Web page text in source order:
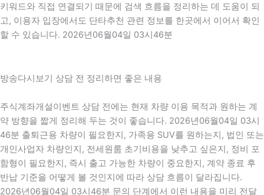
키워드와 직접 연결되기 때문에 검색 흐름을 정리하는 데 도움이 되
고, 이용자 입장에서도 단타추천 관련 정보를 한곳에서 이어서 확인
할 수 있습니다. 2026년06월04일 03시46분
방송다시보기 상담 전 정리하면 좋은 내용
주식계좌개설이벤트 상담 전에는 현재 차량 이용 목적과 원하는 계
약 방향을 짧게 정리해 두는 것이 좋습니다. 2026년06월04일 03시
46분 출퇴근용 차량이 필요한지, 가족용 SUV를 원하는지, 법인 또는
개인사업자 차량인지, 전세원룸 초기비용을 낮추고 싶은지, 정비 포
함형이 필요한지, 즉시 출고 가능한 차량이 중요한지, 계약 종료 후
반납 기준을 어떻게 볼 것인지에 따라 상담 흐름이 달라집니다.
2026년06월04일 03시46분 문의 단계에서 이런 내용을 미리 전달